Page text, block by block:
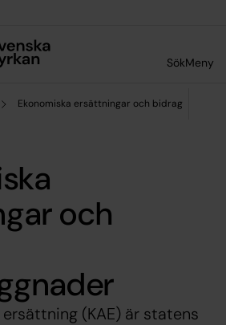
SökMeny
Ekonomiska ersättningar och bidrag
och
(KAE) är statens